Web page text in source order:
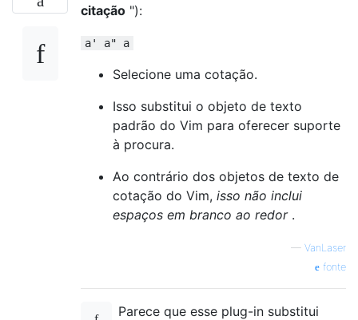
citação "):
a' a" a
Selecione uma cotação.
Isso substitui o objeto de texto
padrão do Vim para oferecer suporte
à procura.
Ao contrário dos objetos de texto de
cotação do Vim, isso não inclui
espaços em branco ao redor.
— VanLaser
fonte
Parece que esse plug-in substitui